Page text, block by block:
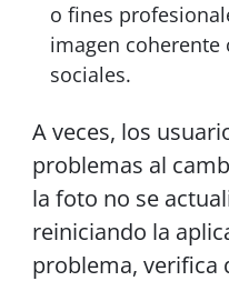
o fines
imagen coherente
sociales.
A veces, los
problemas al
la foto no se
reiniciando la
problema, verifica